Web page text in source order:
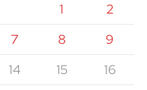
1
2
7 8
9
14 15
16